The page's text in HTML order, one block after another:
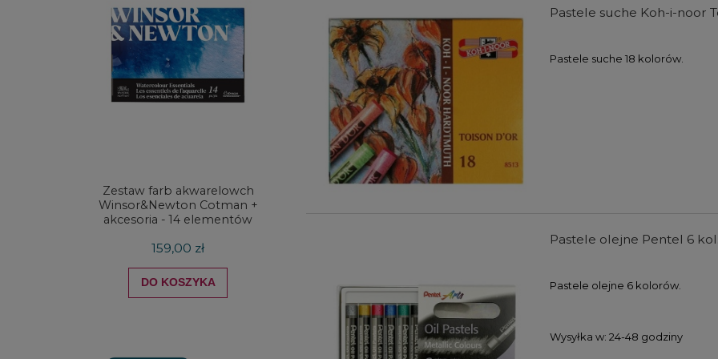
Zestaw farb akwarelowch
Winsor&Newton Cotman +
akcesoria - 14 elementów
159,00 zł
DO KOSZYKA
107,00 zł
DO KOSZYKA
Pastele suche Koh-i-noor
Pastele suche 18 kolorów.
Pastele olejne Pentel 6
Pastele olejne 6 kolorów.
Wysyłka w: 24-48 godziny